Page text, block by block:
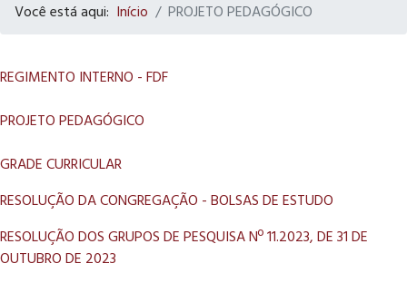
Você está aqui: Início PROJETO PEDAGÓGICO
REGIMENTO INTERNO - FDF
PROJETO PEDAGÓGICO
GRADE CURRICULAR
RESOLUÇÃO DA CONGREGAÇÃO - BOLSAS DE ESTUDO
RESOLUÇÃO DOS GRUPOS DE PESQUISA Nº 11.2023, DE 31 DE
OUTUBRO DE 2023